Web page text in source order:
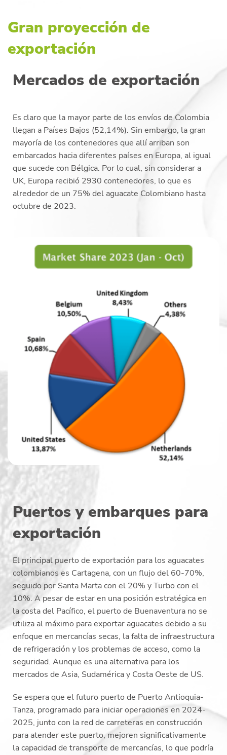
Gran proyección de
exportación
Mercados de exportación
Es claro que la mayor parte de los envíos de Colombia
llegan a Países Bajos (52,14%). Sin embargo, la gran
mayoría de los contenedores que allí arriban son
embarcados hacia diferentes países en Europa, al igual
que sucede con Bélgica. Por lo cual, sin considerar a
UK, Europa recibió 2930 contenedores, lo que es
alrededor de un 75% del aguacate Colombiano hasta
octubre de 2023.
Puertos y embarques para
exportación
El principal puerto de exportación para los aguacates
colombianos es Cartagena, con un flujo del 60-70%,
seguido por Santa Marta con el 20% y Turbo con el
10%. A pesar de estar en una posición estratégica en
la costa del Pacífico, el puerto de Buenaventura no se
utiliza al máximo para exportar aguacates debido a su
enfoque en mercancías secas, la falta de infraestructura
de refrigeración y los problemas de acceso, como la
seguridad. Aunque es una alternativa para los
mercados de Asia, Sudamérica y Costa Oeste de US.
Se espera que el futuro puerto de Puerto Antioquia-
Tanza, programado para iniciar operaciones en 2024-
2025, junto con la red de carreteras en construcción
para atender este puerto, mejoren significativamente
la capacidad de transporte de mercancías, lo que podría